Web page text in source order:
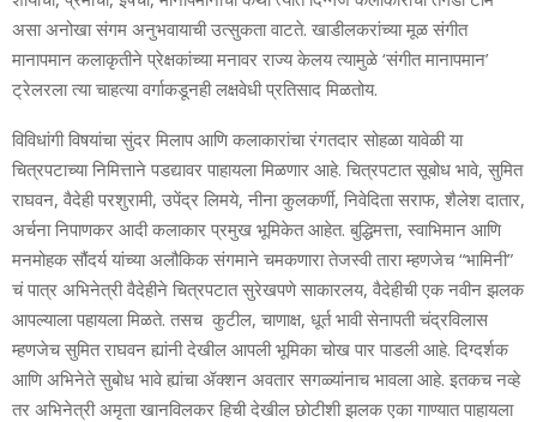
असा अनोखा संगम अनुभवायाची उत्सुकता वाटते. खाडीलकरांच्या मूळ संगीत
मानापमान कलाकृतीने प्रेक्षकांच्या मनावर राज्य केलय त्यामुळे ‘संगीत मानापमान’
ट्रेलरला त्या चाहत्या वर्गाकडूनही लक्षवेधी प्रतिसाद मिळतोय.
विविधांगी विषयांचा सुंदर मिलाप आणि कलाकारांचा रंगतदार सोहळा यावेळी या
चित्रपटाच्या निमित्ताने पडद्यावर पाहायला मिळणार आहे. चित्रपटात सूबोध भावे, सुमित
राघवन, वैदेही परशुरामी, उपेंद्र लिमये, नीना कुलकर्णी, निवेदिता सराफ, शैलेश दातार,
अर्चना निपाणकर आदी कलाकार प्रमुख भूमिकेत आहेत. बुद्धिमत्ता, स्वाभिमान आणि
मनमोहक सौंदर्य यांच्या अलौकिक संगमाने चमकणारा तेजस्वी तारा म्हणजेच “भामिनी”
चं पात्र अभिनेत्री वैदेहीने चित्रपटात सुरेखपणे साकारलय, वैदेहीची एक नवीन झलक
आपल्याला पहायला मिळते. तसच कुटील, चाणाक्ष, धूर्त भावी सेनापती चंद्रविलास
म्हणजेच सुमित राघवन ह्यांनी देखील आपली भूमिका चोख पार पाडली आहे. दिग्दर्शक
आणि अभिनेते सुबोध भावे ह्यांचा ॲक्शन अवतार सगळ्यांनाच भावला आहे. इतकच नव्हे
तर अभिनेत्री अमृता खानविलकर हिची देखील छोटीशी झलक एका गाण्यात पाहायला